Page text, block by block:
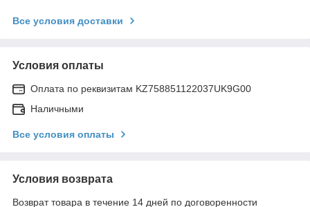
Все условия доставки
Условия оплаты
Оплата по реквизитам KZ758851122037UK9G00
Наличными
Все условия оплаты
Условия возврата
Возврат товара в течение 14 дней по договоренности